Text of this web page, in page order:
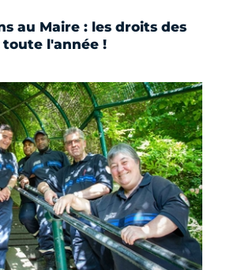
au Maire : les droits des
l'année !